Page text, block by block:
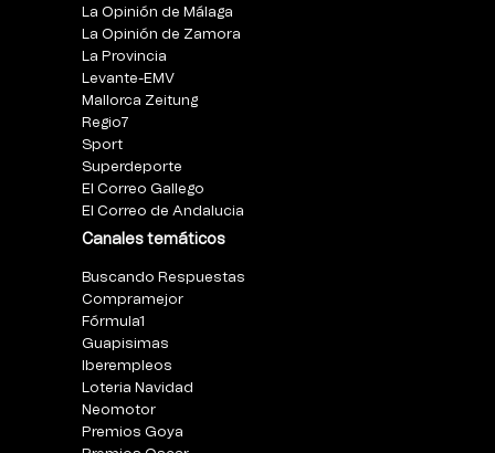
La Opinión de Málaga
La Opinión de Zamora
La Provincia
Levante-EMV
Mallorca Zeitung
Regio7
Sport
Superdeporte
El Correo Gallego
El Correo de Andalucia
Canales temáticos
Buscando Respuestas
Compramejor
Fórmula1
Guapisimas
Iberempleos
Loteria Navidad
Neomotor
Premios Goya